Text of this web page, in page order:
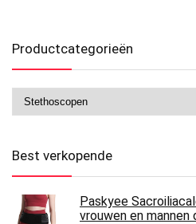
Productcategorieën
Best verkopende
Paskyee
vrouwen en mannen